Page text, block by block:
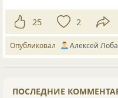
25 2
Опубликовал Алексей
ПОСЛЕДНИЕ